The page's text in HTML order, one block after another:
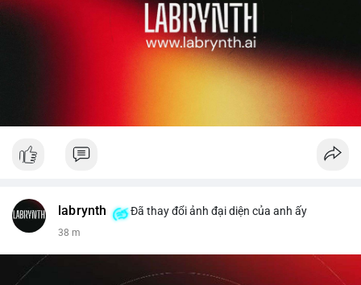
labrynth Đã thay đổi ảnh đại diện của anh ấy
38 m